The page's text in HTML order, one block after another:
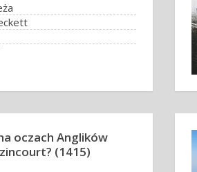
oczach Anglików
(1415)